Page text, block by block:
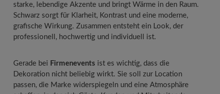
starke, lebendige Akzente und bringt Wärme in den Raum.
Schwarz sorgt für Klarheit, Kontrast und eine moderne,
grafische Wirkung. Zusammen entsteht ein Look, der
professionell, hochwertig und individuell ist.
Gerade bei Firmenevents ist es wichtig, dass die
Dekoration nicht beliebig wirkt. Sie soll zur Location
passen, die Marke widerspiegeln und eine Atmosphäre